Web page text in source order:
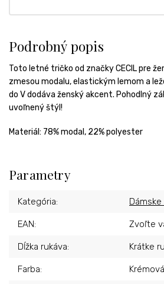
Podrobný popis
Toto letné tričko od značky CECIL pre
zmesou modalu, elastickým lemom a
do V dodáva ženský akcent. Pohodlný
uvoľnený štýl!
Materiál: 78% modal, 22% polyester
Parametry
Kategória:
EAN: Zvoľte
Dĺžka rukáva: Krátke
Farba: Krémová